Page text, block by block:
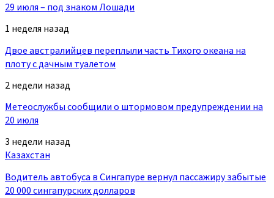
29 июля – под знаком Лошади
1 неделя назад
Двое австралийцев переплыли часть Тихого океана на
плоту с дачным туалетом
2 недели назад
Метеослужбы сообщили о штормовом предупреждении на
20 июля
3 недели назад
Казахстан
Водитель автобуса в Сингапуре вернул пассажиру забытые
20 000 сингапурских долларов